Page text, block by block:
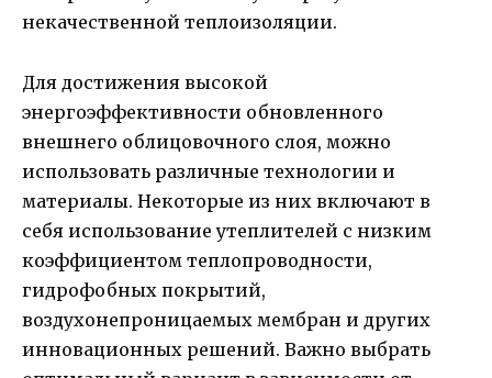
некачественной теплоизоляции.
Для достижения высокой
энергоэффективности обновленного
внешнего облицовочного слоя, можно
использовать различные технологии и
материалы. Некоторые из них включают в
себя использование утеплителей с низким
коэффициентом теплопроводности,
гидрофобных покрытий,
воздухонепроницаемых мембран и других
инновационных решений. Важно выбрать